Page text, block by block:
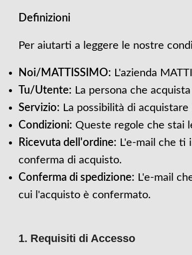
Definizioni
Per aiutarti a leggere le nostre
Noi/MATTISSIMO: L'azienda
Tu/Utente: La persona che
Servizio: La possibilità di
Condizioni: Queste regole che stai
Ricevuta dell'ordine: L'e-mail che ti
conferma di acquisto.
Conferma di spedizione: L'e-mail
cui l'acquisto è confermato.
1. Requisiti di Accesso